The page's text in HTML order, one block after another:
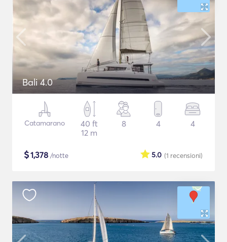
Bali 4.0
Catamarano
40 ft
12 m
8 4 4
$1,378 /notte (1 recensioni)
5.0